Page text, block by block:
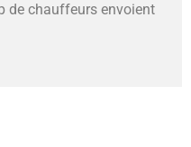
de chauffeurs envoient